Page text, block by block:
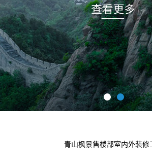
青山枫景售楼部室内外装修